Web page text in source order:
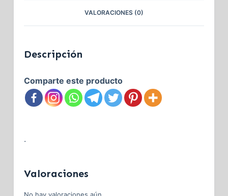
VALORACIONES (0)
Descripción
Comparte este producto
.
Valoraciones
No hay valoraciones aún.